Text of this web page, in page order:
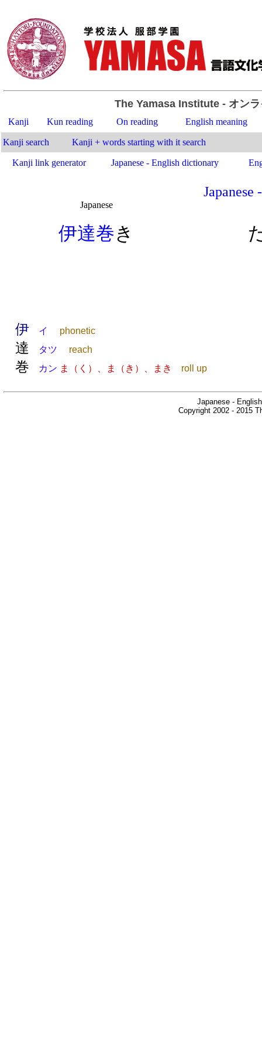
The Yamasa Institute- オンラ
Kanji Kun reading On reading English meaning
Kanji search Kanji + words starting with it search
Kanji link generator Japanese - English dictionary
Japanese
伊達巻き
伊 イ phonetic
達 タツ reach
巻 カン ま（く）、ま（き）、まき roll up
Japanese -
Copyright 2002 - 2015